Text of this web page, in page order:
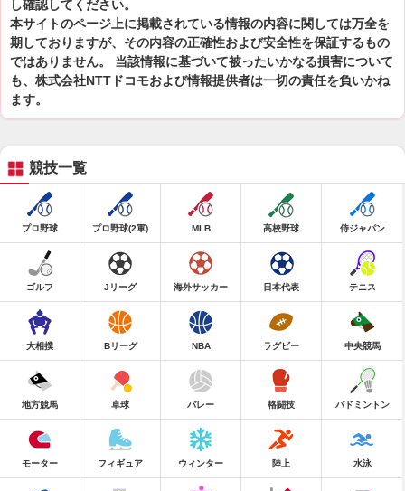
し確認してください。
本サイトのページ上に掲載されている情報の内容に関しては万全を
期しておりますが、その内容の正確性および安全性を保証するもの
ではありません。 当該情報に基づいて被ったいかなる損害について
も、株式会社NTTドコモおよび情報提供者は一切の責任を負いかね
ます。
競技一覧
プロ野球 プロ野球(2軍) MLB 高校野球 侍ジャパン
ゴルフ Jリーグ 海外サッカー 日本代表 テニス
大相撲 Bリーグ NBA ラグビー 中央競馬
地方競馬 卓球 バレー 格闘技 バドミントン
モーター フィギュア ウィンター 陸上 水泳